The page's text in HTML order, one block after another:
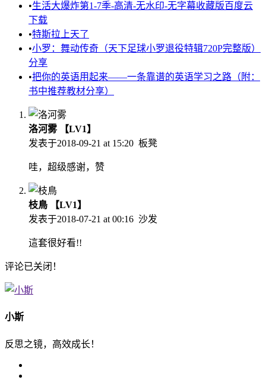
•生活大爆炸第1-7季-高清-无水印-无字幕收藏版百度云
下载
•特斯拉上天了
•小罗：舞动传奇（天下足球小罗退役特辑720P完整版）
分享
•把你的英语用起来——一条靠谱的英语学习之路（附：
书中推荐教材分享）
洛河雾
【LV1】
发表于2018-09-21 at 15:20 板凳
哇，超级感谢，赞
枝鳥
【LV1】
发表于2018-07-21 at 00:16 沙发
這套很好看!!
评论已关闭！
小斯
反思之镜，高效成长！